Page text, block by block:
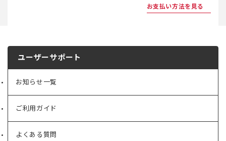
お支払い方法を見る
ユーザーサポート
お知らせ一覧
ご利用ガイド
よくある質問